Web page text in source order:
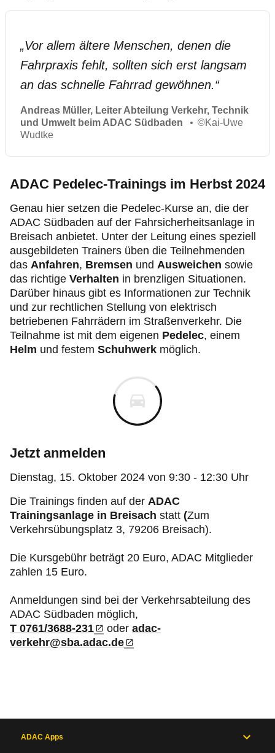
„Vor allem ältere Menschen, denen die
Fahrpraxis fehlt, sollten sich erst langsam
an das schnelle Fahrrad gewöhnen.“
Andreas Müller, Leiter Abteilung Verkehr, Technik
und Umwelt beim ADAC Südbaden
©Kai-Uwe
Wudtke
ADAC Pedelec-Trainings im Herbst 2024
Genau hier setzen die Pedelec-Kurse an, die der
ADAC Südbaden auf der Fahrsicherheitsanlage in
Breisach anbietet. Unter der Leitung eines speziell
ausgebildeten Trainers üben die Teilnehmenden
das Anfahren, Bremsen und Ausweichen sowie
das richtige Verhalten in brenzligen Situationen.
Darüber hinaus gibt es Informationen zur Technik
und zur rechtlichen Stellung von elektrisch
betriebenen Fahrrädern im Straßenverkehr. Die
Teilnahme ist mit dem eigenen Pedelec, einem
Helm und festem Schuhwerk möglich.
Jetzt anmelden
Dienstag, 15. Oktober 2024 von 9:30 - 12:30 Uhr
Die Trainings finden auf der ADAC
Trainingsanlage in Breisach statt (Zum
Verkehrsübungsplatz 3, 79206 Breisach).
Die Kursgebühr beträgt 20 Euro, ADAC Mitglieder
zahlen 15 Euro.
Anmeldungen sind bei der Verkehrsabteilung des
ADAC Südbaden möglich,
T 0761/3688-231
oder adac-
verkehr@sba.adac.de
ADAC Apps